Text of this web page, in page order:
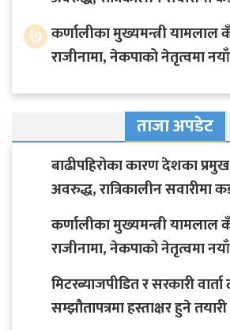
७ कर्णालीका मुख्यमन्त्री यामलाल
राजीनामा, नेकपाको नेतृत्वमा
ताजा अपडेट
बाढीपहिरोका कारण देशका
अवरुद्ध, रात्रिकालीन सवारीमा
कर्णालीका मुख्यमन्त्री यामलाल
राजीनामा, नेकपाको नेतृत्वमा
मिटरब्याजपीडित र सरकारी
सम्झौतापत्रमा हस्ताक्षर हुने तयारी